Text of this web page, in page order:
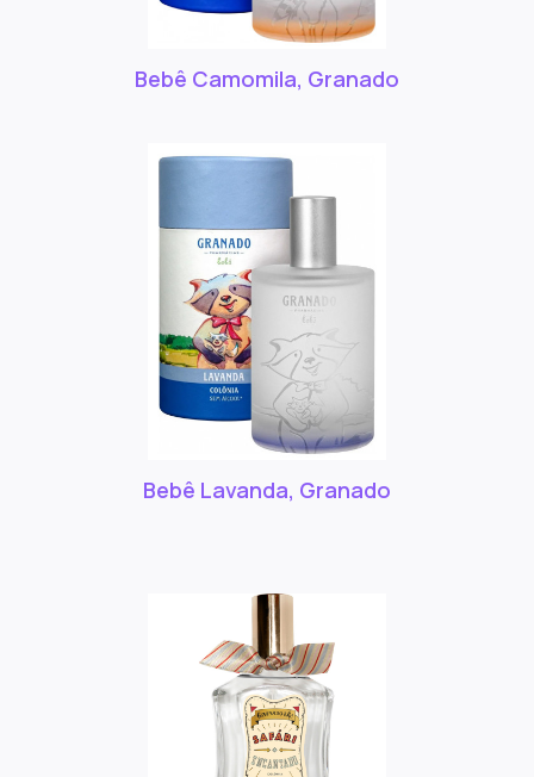
Bebê Camomila, Granado
Bebê Lavanda, Granado